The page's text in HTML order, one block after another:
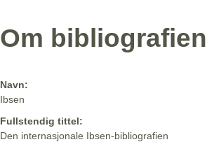
Om bibliografien
Navn:
Ibsen
Fullstendig tittel:
Den internasjonale Ibsen-bibliografien